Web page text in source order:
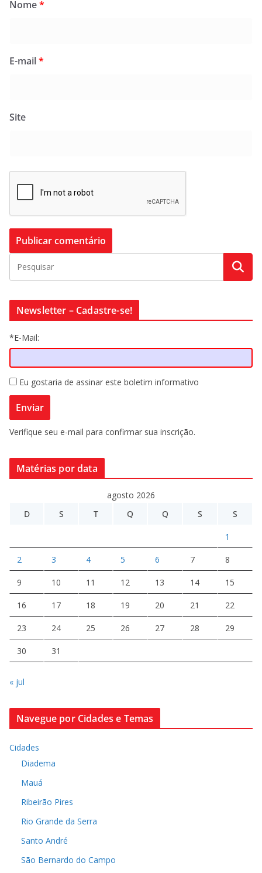
Nome*
E-mail*
Site
Newsletter – Cadastre-se!
*E-Mail:
Eu gostaria de assinar este boletim informativo
Verifique seu e-mail para confirmar sua inscrição.
Matérias por data
agosto 2026
D
S T Q Q S S
1
2 3 4 5 6 7 8
9 10 11 12 13 14 15
16 17 18 19 20 21 22
23 24 25 26 27 28 29
30 31
« jul
Navegue por Cidades e Temas
Cidades
Diadema
Mauá
Ribeirão Pires
Rio Grande da Serra
Santo André
São Bernardo do Campo